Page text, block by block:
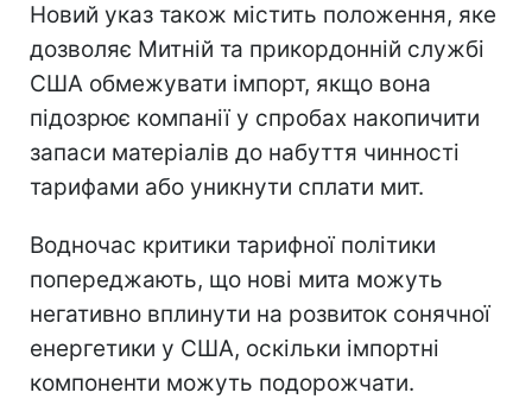
Новий указ також містить положення, яке
дозволяє Митній та прикордонній службі
США обмежувати імпорт, якщо вона
підозрює компанії у спробах накопичити
запаси матеріалів до набуття чинності
тарифами або уникнути сплати мит.
Водночас критики тарифної політики
попереджають, що нові мита можуть
негативно вплинути на розвиток сонячної
енергетики у США, оскільки імпортні
компоненти можуть подорожчати.